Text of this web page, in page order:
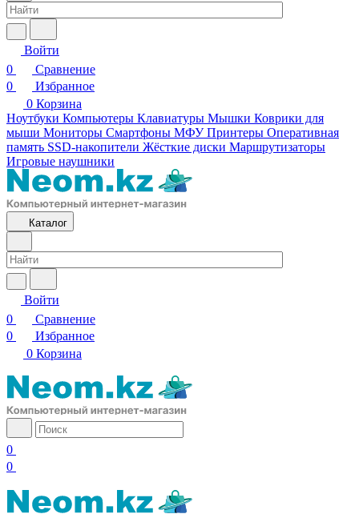
Войти
0
Сравнение
0
Избранное
0 Корзина
Ноутбуки Компьютеры Клавиатуры Мышки Коврики для
мыши Мониторы Смартфоны МФУ Принтеры Оперативная
память SSD-накопители Жёсткие диски Маршрутизаторы
Игровые наушники
Каталог
Войти
0
Сравнение
0
Избранное
0 Корзина
0
0